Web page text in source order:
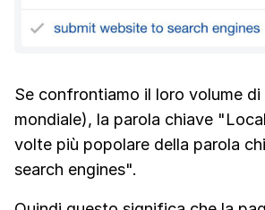
Se confrontiamo il loro volume
mondiale), la parola chiave
volte più popolare della parola
search engines".